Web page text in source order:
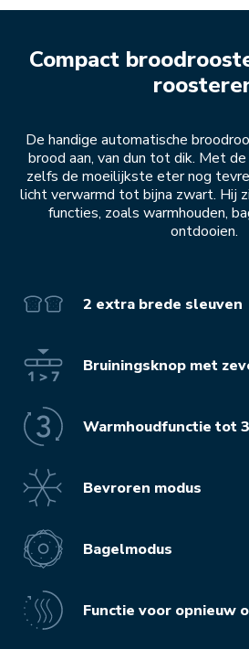
Compact
De handige automatische
brood aan, van dun tot dik. Met
zelfs de moeilijkste eter nog
licht verwarmd tot bijna zwart. Hij
functies, zoals warmhouden,
ontdooien.
2 extra brede sleuven
Bruiningsknop met
Warmhoudfunctie tot
Bevroren modus
Bagelmodus
Functie voor opnieuw